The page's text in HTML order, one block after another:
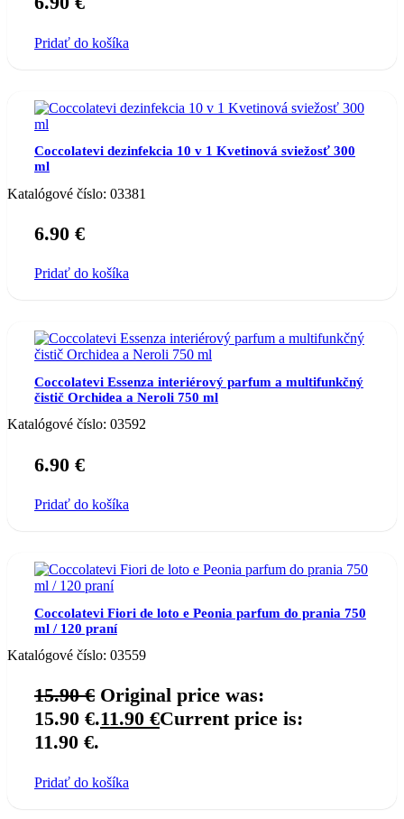
Pridať do košíka
Coccolatevi dezinfekcia 10 v 1 Kvetinová sviežosť 300
ml
Katalógové číslo: 03381
6.90 €
Pridať do košíka
Coccolatevi Essenza interiérový parfum a multifunkčný
čistič Orchidea a Neroli 750 ml
Katalógové číslo: 03592
6.90 €
Pridať do košíka
Coccolatevi Fiori de loto e Peonia parfum do prania 750
ml / 120 praní
Katalógové číslo: 03559
15.90€ Original price was:
15.90 €.11.90 €Current price is:
11.90 €.
Pridať do košíka